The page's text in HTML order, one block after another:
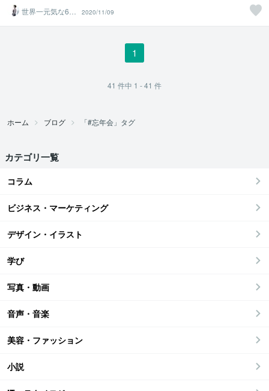
世界一元気な60
歳♪ 藤野もえ
2020/11/09
1
41 件中 1 - 41 件
ホーム ブログ 「#忘年会」タグ
カテゴリ一覧
コラム
ビジネス・マーケティング
デザイン・イラスト
学び
写真・動画
音声・音楽
美容・ファッション
小説